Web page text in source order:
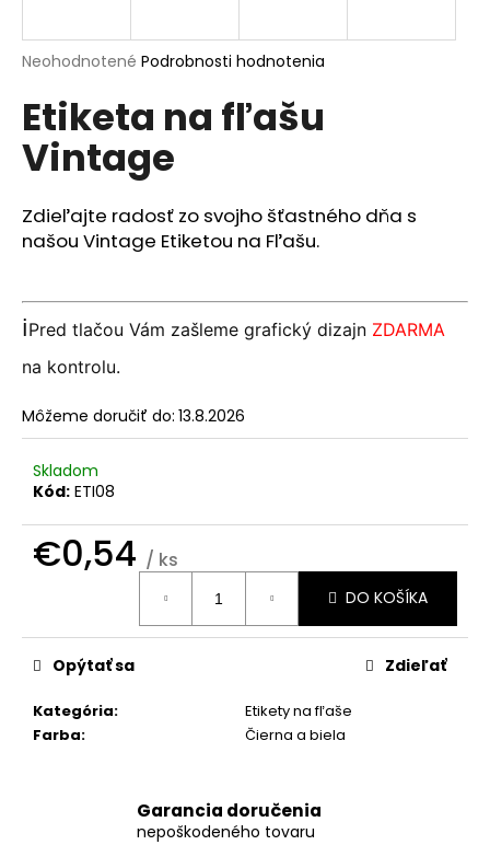
Priemerné
produktu
je
0,0
z
hviezdičiek.
Neohodnotené Podrobnosti hodnotenia
Etiketa na fľašu
Vintage
Zdieľajte radosť zo svojho šťastného dňa s
našou Vintage Etiketou na Fľašu.
ℹ️Pred tlačou Vám zašleme grafický dizajn ZDARMA
na kontrolu.
Môžeme doručiť do: 13.8.2026
Skladom
Kód: ETI08
€0,54 / ks
DO KOŠÍKA
Kategória:
Etikety na fľaše
Farba: Čierna a biela
Opýtať sa Zdieľať
Garancia doručenia
nepoškodeného tovaru
j
ť
?
HĽADAŤ
d
o
r
ú
č
a
m
e
SVADOBNÉ
C6
€0,35